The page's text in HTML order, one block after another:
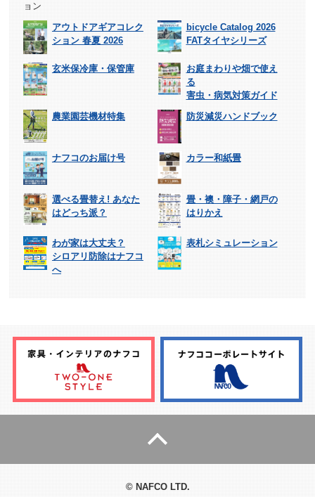
アウトドアギアコレク
ション 春夏 2026
bicycle Catalog 2026
FATタイヤシリーズ
玄米保冷庫・保管庫
お庭まわりや畑で使え
る
害虫・病気対策ガイド
農業園芸機材特集
防災減災ハンドブック
ナフコのお届け号 カラー和紙畳
選べる畳替え! あなた
はどっち派？
畳・襖・障子・網戸の
はりかえ
わが家は大丈夫？
シロアリ防除はナフコ
へ
表札シミュレーション
© NAFCO LTD.